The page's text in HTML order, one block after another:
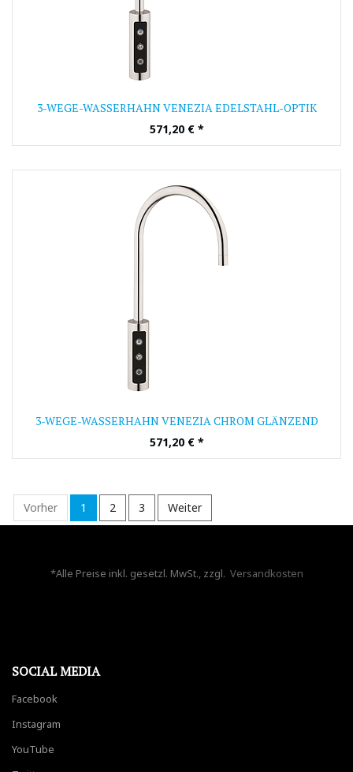
3-WEGE-WASSERHAHN VENEZIA EDELSTAHL-OPTIK
571,20€ *
3-WEGE-WASSERHAHN VENEZIA CHROM GLÄNZEND
571,20€ *
Vorher 1 2 3 Weiter
*Alle Preise inkl. gesetzl. MwSt., zzgl. Versandkosten
SOCIAL MEDIA
Facebook
Instagram
YouTube